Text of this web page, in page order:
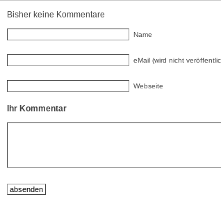
Bisher keine Kommentare
Name
eMail (wird nicht
Webseite
Ihr Kommentar